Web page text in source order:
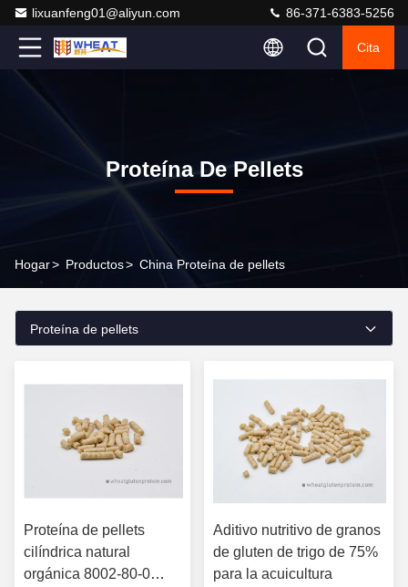
lixuanfeng01@aliyun.com 86-371-6383-5256
Cita
Proteína De Pellets
Hogar> Productos> China Proteína de pellets
Proteína de pellets
Proteína de pellets
cilíndrica natural
orgánica 8002-80-0
Aditivo nutritivo de granos
de gluten de trigo de 75%
para la acuicultura